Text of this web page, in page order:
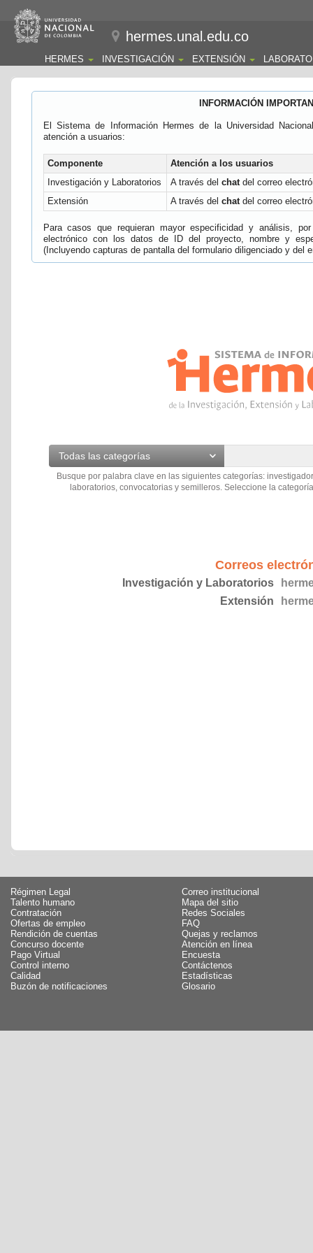
hermes.unal.edu.co
HERMES INVESTIGACIÓN EXTENSIÓN
INFORMACIÓN
El Sistema de Información Hermes de la Universidad
atención a usuarios:
Componente
Atención a los usuarios
Investigación y Laboratorios
A través del chatdel correo
Extensión
A través del chatdel correo
Para casos que requieran mayor especificidad y análisis,
electrónico con los datos de ID del proyecto, nombre y
(Incluyendo capturas de pantalla del formulario diligenciado y del
Todas las categorías
Busque por palabra clave en las siguientes categorías:
laboratorios, convocatorias y semilleros. Seleccione la
Correos
Investigación y Laboratorios
Extensión
Régimen Legal
Talento humano
Contratación
Ofertas de empleo
Rendición de cuentas
Concurso docente
Pago Virtual
Control interno
Calidad
Buzón de notificaciones
Correo institucional
Mapa del sitio
Redes Sociales
FAQ
Quejas y reclamos
Atención en línea
Encuesta
Contáctenos
Estadísticas
Glosario